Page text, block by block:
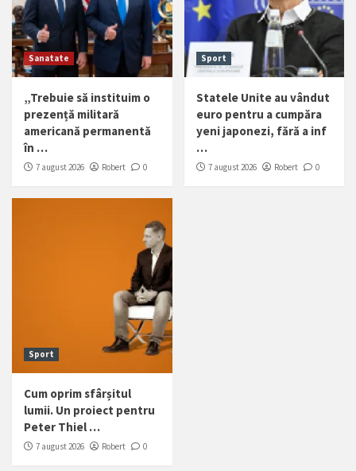
Sanatate
„Trebuie să instituim o
prezență militară
americană permanentă
în …
7 august 2026 Robert 0
Sport
Statele Unite au vândut
euro pentru a cumpăra
yeni japonezi, fără a inf
…
7 august 2026 Robert 0
Sport
Cum oprim sfârșitul
lumii. Un proiect pentru
Peter Thiel …
7 august 2026 Robert 0